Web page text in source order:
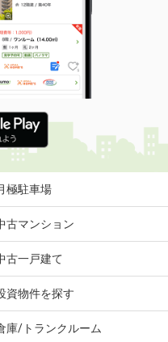
極駐車場
古マンション
古一戸建て
資物件を探す
庫/トランクルーム